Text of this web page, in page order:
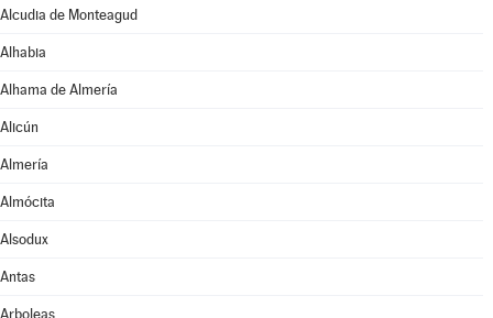
Alcudia de Monteagud
Alhabia
Alhama de Almería
Alicún
Almería
Almócita
Alsodux
Antas
Arboleas